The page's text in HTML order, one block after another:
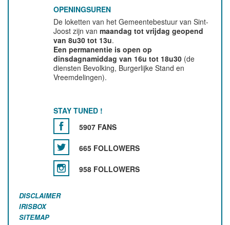
OPENINGSUREN
De loketten van het Gemeentebestuur van Sint-
Joost zijn vanmaandag tot vrijdag geopend
van 8u30 tot 13u.
Een permanentie is open op
dinsdagnamiddag van 16u tot 18u30 (de
diensten Bevolking, Burgerlijke Stand en
Vreemdelingen).
STAY TUNED !
5907 FANS
665 FOLLOWERS
958 FOLLOWERS
DISCLAIMER
IRISBOX
SITEMAP